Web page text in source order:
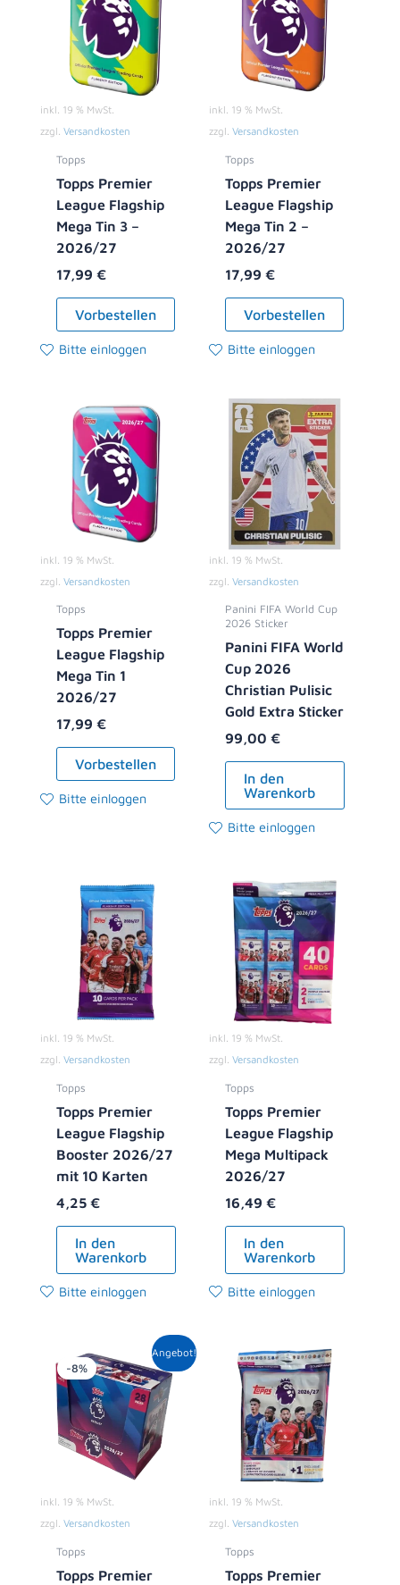
inkl. 19 % MwSt.
zzgl. Versandkosten
Topps
Topps Premier
League Flagship
Mega Tin 3 –
2026/27
17,99 €
Vorbestellen
Bitte einloggen
inkl. 19 % MwSt.
zzgl. Versandkosten
Topps
Topps Premier
League Flagship
Mega Tin 2 –
2026/27
17,99 €
Vorbestellen
Bitte einloggen
inkl. 19 % MwSt.
zzgl. Versandkosten
Topps
Topps Premier
League Flagship
Mega Tin 1
2026/27
17,99 €
Vorbestellen
Bitte einloggen
inkl. 19 % MwSt.
zzgl. Versandkosten
Panini FIFA World Cup
2026 Sticker
Panini FIFA World
Cup 2026
Christian Pulisic
Gold Extra Sticker
99,00 €
In den
Warenkorb
Bitte einloggen
inkl. 19 % MwSt.
zzgl. Versandkosten
Topps
Topps Premier
League Flagship
Booster 2026/27
mit 10 Karten
4,25 €
In den
Warenkorb
Bitte einloggen
inkl. 19 % MwSt.
zzgl. Versandkosten
Topps
Topps Premier
League Flagship
Mega Multipack
2026/27
16,49 €
In den
Warenkorb
Bitte einloggen
Angebot!
-8%
inkl. 19 % MwSt.
zzgl. Versandkosten
Topps
Topps Premier
Ursprünglicher
Preis
war:
119,00 €
Aktueller
Preis
ist:
108,99 €.
inkl. 19 % MwSt.
zzgl. Versandkosten
Topps
Topps Premier